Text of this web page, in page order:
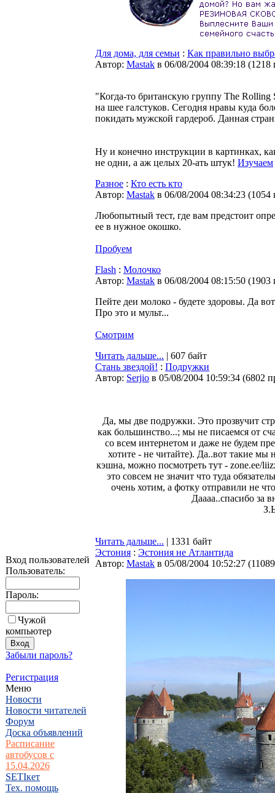
Вход пользователей
Пользователь:
Пароль:
Чужой
компьютер
Забыли пароль?
Регистрация
Меню
Новости
Новости читателей
Форум
Доска объявлений
Расписание
автобусов с
15.04.2026
SETIкет
Тех. помощь
Для дома, для семьи : Как правильно
Автор: Мastak в 06/08/2004 08:39:18 (1218
"Когда-то британскую группу The Rolling
на шее галстуков. Сегодня нравы куда
покидать мужской гардероб. Данная
Ну и конечно инструкции в картинках,
не одни, а аж целых 20-ать штук! Изучаем
Разное : Кто есть кто
Автор: Мastak в 06/08/2004 08:34:23 (1054
Любопытный тест, где вам предстоит
ее в нужное окошко.
Пробуем
Flash : Молочко
Автор: Мastak в 06/08/2004 08:15:50 (1903
Пейте деи молоко - будете здоровы. Да
Про это и мульт...
Смотрим
Читать дальше... | 607 байт
Стань звездой! : Подружки
Автор: Serjio в 05/08/2004 10:59:34 (6802
Да, мы две подружки. Это прозвучит
как большинство...; мы не писаемся от
со всем интернетом и даже не будем
хотите - не читайте). Да..вот такие
кэшна, можно посмотреть тут - zone.ee/
это совсем не значит что туда
очень хотим, а фотку отправили не
Даааа..спасибо за
Читать дальше... | 1331 байт
Эстония : Эстония не Атлантида
Автор: Мastak в 05/08/2004 10:52:27 (